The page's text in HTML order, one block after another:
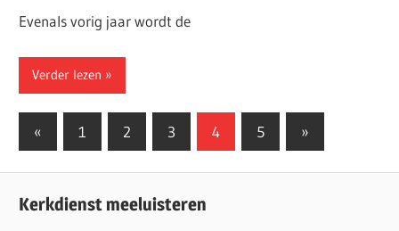
Evenals vorig jaar wordt de
Verder lezen
Berichten
« Vorige
berichten
1 2 3 4 5
Volgende
berichten
»
Kerkdienst meeluisteren